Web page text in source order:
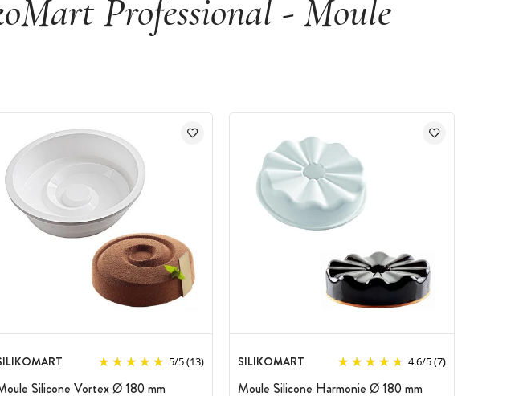
Professional - Moule
5/5(13)
Silicone Vortex Ø 180 mm
SILIKOMART 4.6/5(7)
Moule Silicone Harmonie Ø 180 mm